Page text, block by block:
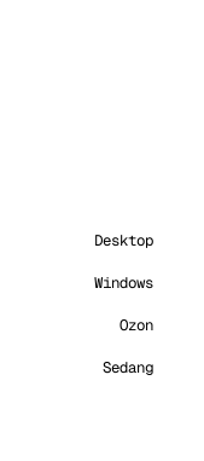
Desktop
Windows
Ozon
Sedang